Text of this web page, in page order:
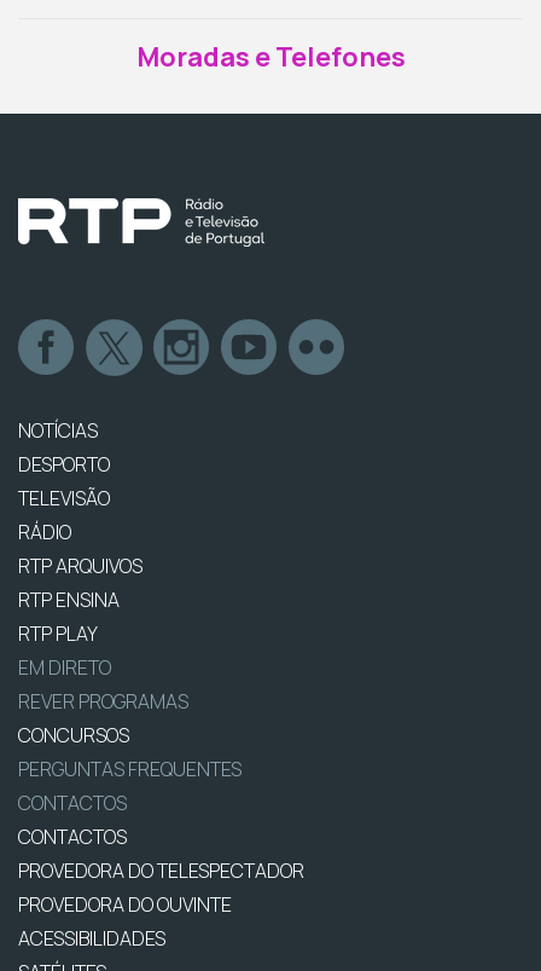
Moradas e Telefones
NOTÍCIAS
DESPORTO
TELEVISÃO
RÁDIO
RTP ARQUIVOS
RTP ENSINA
RTP PLAY
EM DIRETO
REVER PROGRAMAS
CONCURSOS
PERGUNTAS FREQUENTES
CONTACTOS
CONTACTOS
PROVEDORA DO TELESPECTADOR
PROVEDORA DO OUVINTE
ACESSIBILIDADES